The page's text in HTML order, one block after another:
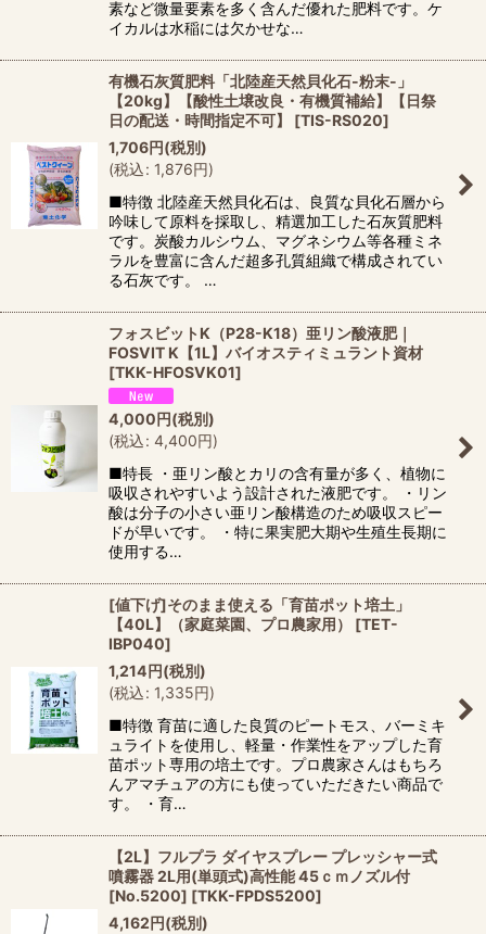
素など微量要素を多く含んだ優れた肥料です。ケ
イカルは水稲には欠かせな…
有機石灰質肥料「北陸産天然貝化石-粉末-」
【20kg】【酸性土壌改良・有機質補給】【日祭
日の配送・時間指定不可】
[TIS-RS020]
1,706円(税別)
(税込: 1,876円)
■特徴 北陸産天然貝化石は、良質な貝化石層から
吟味して原料を採取し、精選加工した石灰質肥料
です。炭酸カルシウム、マグネシウム等各種ミネ
ラルを豊富に含んだ超多孔質組織で構成されてい
る石灰です。 …
フォスビットK（P28-K18）亜リン酸液肥｜
FOSVIT K【1L】バイオスティミュラント資材
[TKK-HFOSVK01]
4,000円(税別)
(税込: 4,400円)
■特長 ・亜リン酸とカリの含有量が多く、植物に
吸収されやすいよう設計された液肥です。 ・リン
酸は分子の小さい亜リン酸構造のため吸収スピー
ドが早いです。 ・特に果実肥大期や生殖生長期に
使用する…
[値下げ]そのまま使える「育苗ポット培土」
【40L】（家庭菜園、プロ農家用）
[TET-
IBP040]
1,214円(税別)
(税込: 1,335円)
■特徴 育苗に適した良質のピートモス、バーミキ
ュライトを使用し、軽量・作業性をアップした育
苗ポット専用の培土です。プロ農家さんはもちろ
んアマチュアの方にも使っていただきたい商品で
す。 ・育…
【2L】フルプラ ダイヤスプレー プレッシャー式
噴霧器 2L用(単頭式)高性能 45ｃｍノズル付
[No.5200] [TKK-FPDS5200]
4,162円(税別)